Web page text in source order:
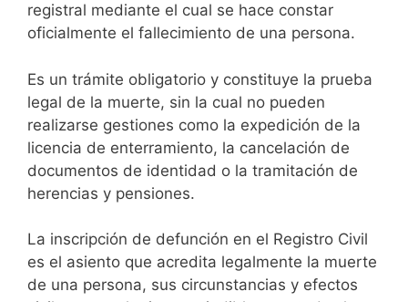
registral mediante el cual se hace constar
oficialmente el fallecimiento de una persona.
Es un trámite obligatorio y constituye la prueba
legal de la muerte, sin la cual no pueden
realizarse gestiones como la expedición de la
licencia de enterramiento, la cancelación de
documentos de identidad o la tramitación de
herencias y pensiones.
La inscripción de defunción en el Registro Civil
es el asiento que acredita legalmente la muerte
de una persona, sus circunstancias y efectos